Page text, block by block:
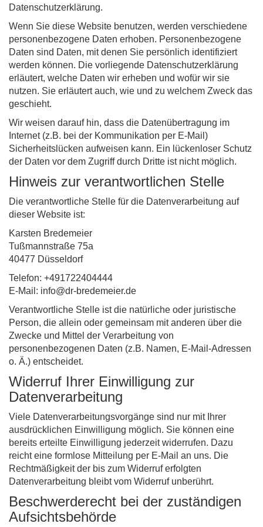
Datenschutzerklärung.
Wenn Sie diese Website benutzen, werden verschiedene
personenbezogene Daten erhoben. Personenbezogene
Daten sind Daten, mit denen Sie persönlich identifiziert
werden können. Die vorliegende Datenschutzerklärung
erläutert, welche Daten wir erheben und wofür wir sie
nutzen. Sie erläutert auch, wie und zu welchem Zweck das
geschieht.
Wir weisen darauf hin, dass die Datenübertragung im
Internet (z.B. bei der Kommunikation per E-Mail)
Sicherheitslücken aufweisen kann. Ein lückenloser Schutz
der Daten vor dem Zugriff durch Dritte ist nicht möglich.
Hinweis zur verantwortlichen Stelle
Die verantwortliche Stelle für die Datenverarbeitung auf
dieser Website ist:
Karsten Bredemeier
Tußmannstraße 75a
40477 Düsseldorf
Telefon: +491722404444
E-Mail: info@dr-bredemeier.de
Verantwortliche Stelle ist die natürliche oder juristische
Person, die allein oder gemeinsam mit anderen über die
Zwecke und Mittel der Verarbeitung von
personenbezogenen Daten (z.B. Namen, E-Mail-Adressen
o. Ä.) entscheidet.
Widerruf Ihrer Einwilligung zur
Datenverarbeitung
Viele Datenverarbeitungsvorgänge sind nur mit Ihrer
ausdrücklichen Einwilligung möglich. Sie können eine
bereits erteilte Einwilligung jederzeit widerrufen. Dazu
reicht eine formlose Mitteilung per E-Mail an uns. Die
Rechtmäßigkeit der bis zum Widerruf erfolgten
Datenverarbeitung bleibt vom Widerruf unberührt.
Beschwerderecht bei der zuständigen
Aufsichtsbehörde